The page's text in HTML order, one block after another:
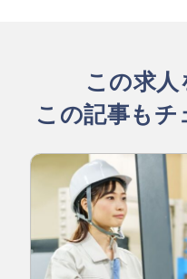
この求人
この記事も